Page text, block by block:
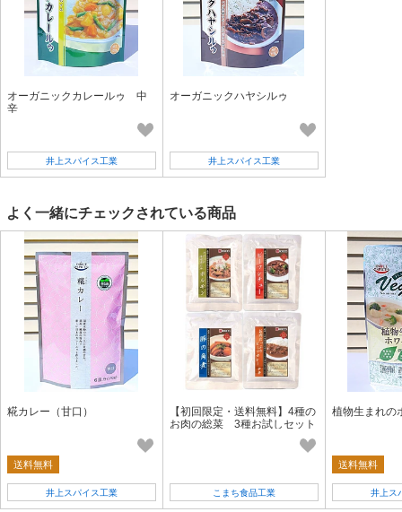
オーガニックカレールゥ 中
辛
井上スパイス工業
オーガニックハヤシルゥ
井上スパイス工業
よく一緒にチェックされている商品
糀カレー（甘口）
送料無料
井上スパイス工業
【初回限定・送料無料】4種の
お肉の総菜 3種お試しセット
こまち食品工業
植物生まれの
送料無料
井上ス